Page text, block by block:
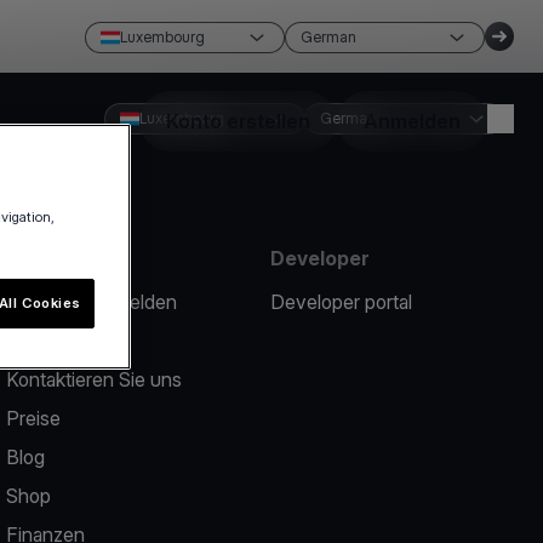
Luxembourg German
Konto erstellen Anmelden
Luxembourg German
Ein Problem melden
Kontaktieren Sie uns
Preise
Blog
Shop
Finanzen
Developer
Developer portal
Cookies